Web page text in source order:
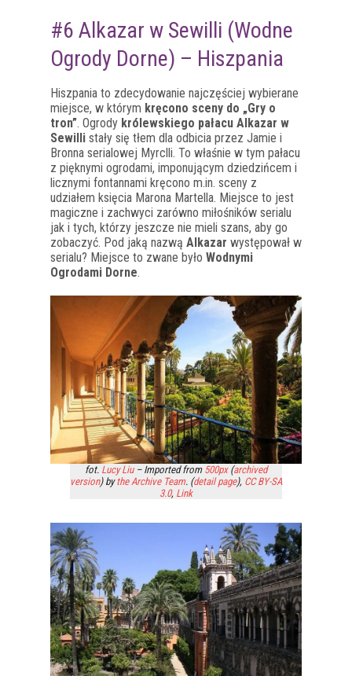
#6 Alkazar w Sewilli (Wodne
Ogrody Dorne) – Hiszpania
Hiszpania to zdecydowanie najczęściej wybierane
miejsce, w którym kręcono sceny do „Gry o
tron”. Ogrody królewskiego pałacu Alkazar w
Sewilli stały się tłem dla odbicia przez Jamie i
Bronna serialowej Myrclli. To właśnie w tym pałacu
z pięknymi ogrodami, imponującym dziedzińcem i
licznymi fontannami kręcono m.in. sceny z
udziałem księcia Marona Martella. Miejsce to jest
magiczne i zachwyci zarówno miłośników serialu
jak i tych, którzy jeszcze nie mieli szans, aby go
zobaczyć. Pod jaką nazwą Alkazar występował w
serialu? Miejsce to zwane było Wodnymi
Ogrodami Dorne.
fot. Lucy Liu– Imported from 500px(archived
version) bythe Archive Team. (detail page), CC BY-SA
3.0, Link